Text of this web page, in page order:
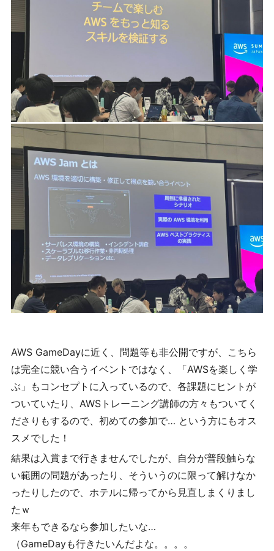
AWS GameDayに近く、問題等も非公開ですが、こちら
は完全に競い合うイベントではなく、「AWSを楽しく学
ぶ」もコンセプトに入っているので、各課題にヒントが
ついていたり、AWSトレーニング講師の方々もついてく
ださりもするので、初めての参加で… という方にもオス
スメでした！
結果は入賞まで行きませんでしたが、自分が普段触らな
い範囲の問題があったり、そういうのに限って解けなか
ったりしたので、ホテルに帰ってから見直しまくりまし
たｗ
来年もできるなら参加したいな…
（GameDayも行きたいんだよな。。。。